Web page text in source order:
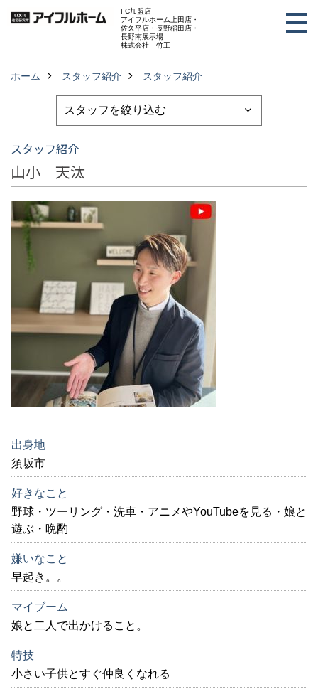
FC加盟店
アイフルホーム上田店・
佐久平店・長野稲田店・
長野南展示場
株式会社 竹工
ホーム スタッフ紹介 スタッフ紹介
スタッフ紹介
山小 天汰
出身地
須坂市
好きなこと
野球・ツーリング・洗車・アニメやYouTubeを見る・娘と
遊ぶ・晩酌
嫌いなこと
早起き。。
マイブーム
娘と二人で出かけること。
特技
小さい子供とすぐ仲良くなれる